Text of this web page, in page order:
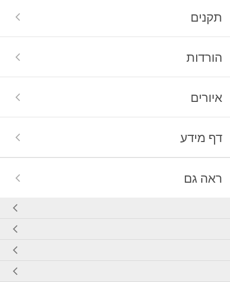
תקנים
הורדות
איורים
דף מידע
ראה גם